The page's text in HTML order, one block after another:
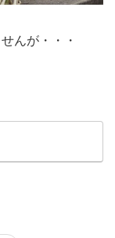
んが・・・